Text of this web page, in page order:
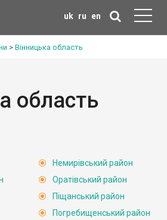
uk ru en
> Вінницька область
область
Немирівський район
Оратівський район
Піщанський район
Погребищенський район